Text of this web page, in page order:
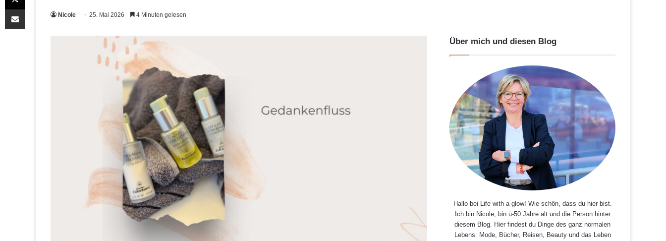
Nicole 25. Mai 2026 4 Minuten gelesen
Über mich und diesen Blog
Hallo bei Life with a glow! Wie schön, dass du hier bist.
Ich bin Nicole, bin ü-50 Jahre alt und die Person hinter
diesem Blog. Hier findest du Dinge des ganz normalen
Lebens: Mode, Bücher, Reisen, Beauty und das Leben
Teile per E-Mail